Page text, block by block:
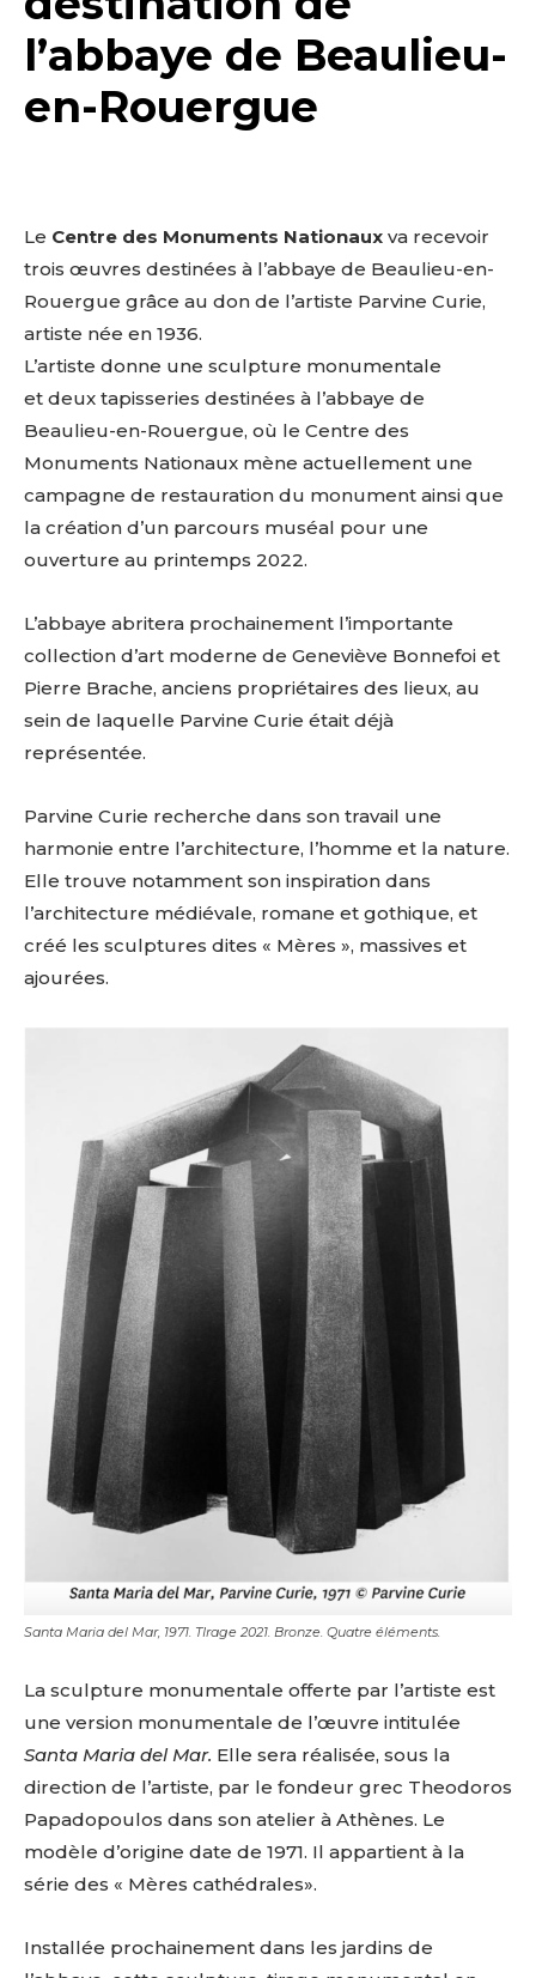
l’abbaye de Beaulieu-
en-Rouergue
Le Centre des Monuments Nationaux va recevoir
trois œuvres destinées à l’abbaye de Beaulieu-en-
Rouergue grâce au don de l’artiste Parvine Curie,
artiste née en 1936.
L’artiste donne une sculpture monumentale
et deux tapisseries destinées à l’abbaye de
Beaulieu-en-Rouergue, où le Centre des
Monuments Nationaux mène actuellement une
campagne de restauration du monument ainsi que
la création d’un parcours muséal pour une
ouverture au printemps 2022.
L’abbaye abritera prochainement l’importante
collection d’art moderne de Geneviève Bonnefoi et
Pierre Brache, anciens propriétaires des lieux, au
sein de laquelle Parvine Curie était déjà
représentée.
Parvine Curie recherche dans son travail une
harmonie entre l’architecture, l’homme et la nature.
Elle trouve notamment son inspiration dans
l’architecture médiévale, romane et gothique, et
créé les sculptures dites « Mères », massives et
ajourées.
Santa Maria del Mar, 1971. TIrage 2021. Bronze. Quatre éléments.
La sculpture monumentale offerte par l’artiste est
une version monumentale de l’œuvre intitulée
Santa Maria del Mar. Elle sera réalisée, sous la
direction de l’artiste, par le fondeur grec Theodoros
Papadopoulos dans son atelier à Athènes. Le
modèle d’origine date de 1971. Il appartient à la
série des « Mères cathédrales».
Installée prochainement dans les jardins de